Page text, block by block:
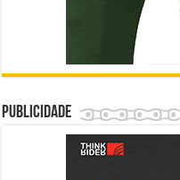
Publicidade